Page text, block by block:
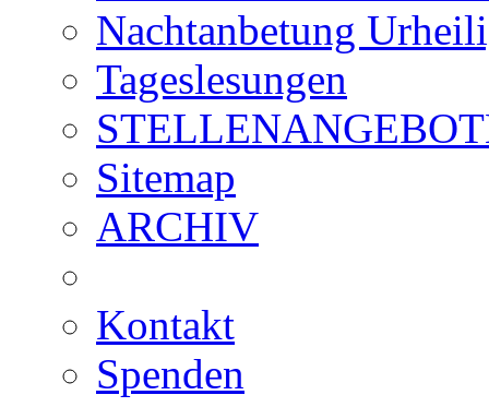
Nachtanbetung
Tageslesungen
Sitemap
ARCHIV
Kontakt
Spenden